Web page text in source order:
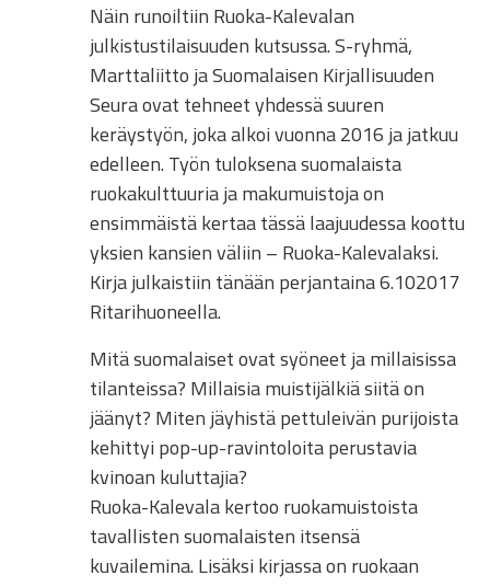
Näin runoiltiin Ruoka-Kalevalan
julkistustilaisuuden kutsussa. S-ryhmä,
Marttaliitto ja Suomalaisen Kirjallisuuden
Seura ovat tehneet yhdessä suuren
keräystyön, joka alkoi vuonna 2016 ja jatkuu
edelleen. Työn tuloksena suomalaista
ruokakulttuuria ja makumuistoja on
ensimmäistä kertaa tässä laajuudessa koottu
yksien kansien väliin – Ruoka-Kalevalaksi.
Kirja julkaistiin tänään perjantaina 6.102017
Ritarihuoneella.
Mitä suomalaiset ovat syöneet ja millaisissa
tilanteissa? Millaisia muistijälkiä siitä on
jäänyt? Miten jäyhistä pettuleivän purijoista
kehittyi pop-up-ravintoloita perustavia
kvinoan kuluttajia?
Ruoka-Kalevala kertoo ruokamuistoista
tavallisten suomalaisten itsensä
kuvailemina. Lisäksi kirjassa on ruokaan